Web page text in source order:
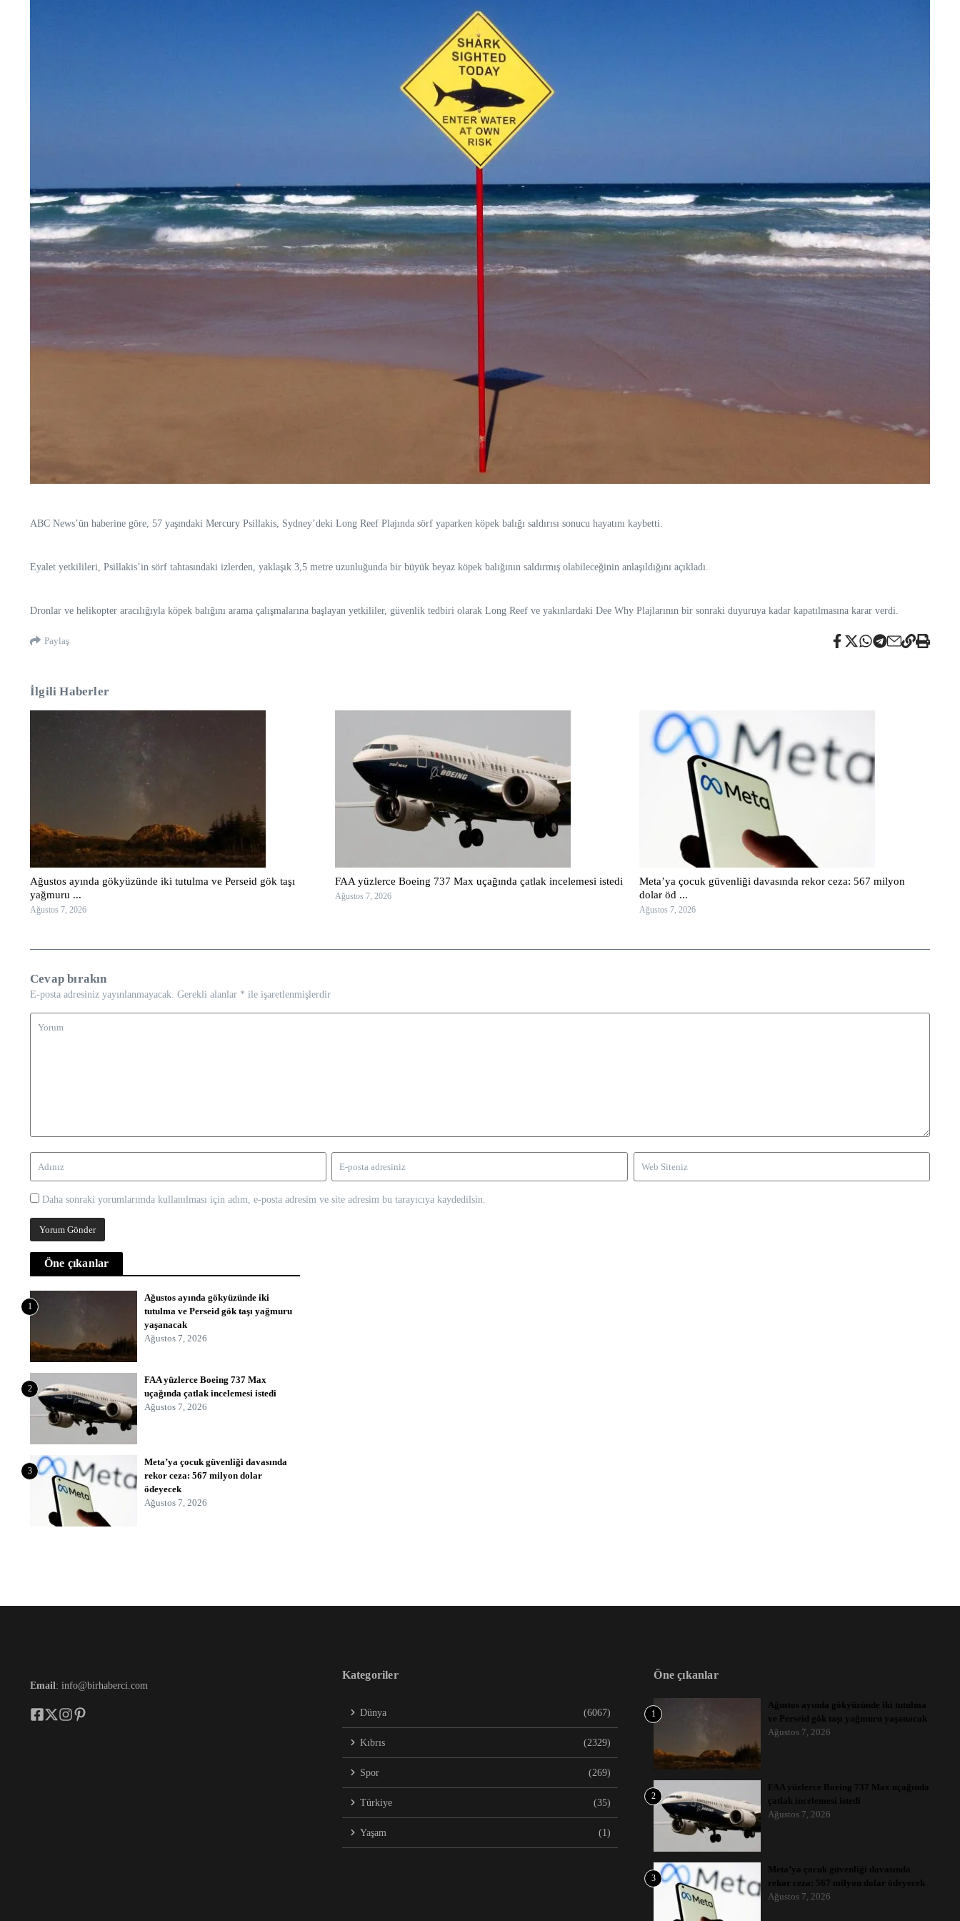
ABC News’ün haberine göre, 57 yaşındaki Mercury Psillakis, Sydney’deki Long Reef Plajında sörf yaparken köpek balığı saldırısı sonucu hayatını kaybetti.
Eyalet yetkilileri, Psillakis’in sörf tahtasındaki izlerden, yaklaşık 3,5 metre uzunluğunda bir büyük beyaz köpek balığının saldırmış olabileceğinin anlaşıldığını açıkladı.
Dronlar ve helikopter aracılığıyla köpek balığını arama çalışmalarına başlayan yetkililer, güvenlik tedbiri olarak Long Reef ve yakınlardaki Dee Why Plajlarının bir sonraki duyuruya kadar kapatılmasına karar verdi.
Paylaş
İlgili Haberler
Ağustos ayında gökyüzünde iki tutulma ve Perseid gök taşı
yağmuru ...
Ağustos 7, 2026
FAA yüzlerce Boeing 737 Max uçağında çatlak incelemesi istedi
Ağustos 7, 2026
Meta’ya çocuk güvenliği davasında rekor ceza: 567 milyon
dolar öd ...
Ağustos 7, 2026
Cevap bırakın
E-posta adresiniz yayınlanmayacak. Gerekli alanlar * ile işaretlenmişlerdir
Daha sonraki yorumlarımda kullanılması için adım, e-posta adresim ve site adresim bu tarayıcıya kaydedilsin.
Öne çıkanlar
1
Ağustos ayında gökyüzünde iki
tutulma ve Perseid gök taşı yağmuru
yaşanacak
Ağustos 7, 2026
2
FAA yüzlerce Boeing 737 Max
uçağında çatlak incelemesi istedi
Ağustos 7, 2026
3
Meta’ya çocuk güvenliği davasında
rekor ceza: 567 milyon dolar
ödeyecek
Ağustos 7, 2026
Email : info@birhaberci.com
Kategoriler
Dünya (6067)
Kıbrıs (2329)
Spor (269)
Türkiye (35)
Yaşam (1)
Öne çıkanlar
1
Ağustos ayında gökyüzünde iki tutulma
ve Perseid gök taşı yağmuru yaşanacak
Ağustos 7, 2026
2
FAA yüzlerce Boeing 737 Max uçağında
çatlak incelemesi istedi
Ağustos 7, 2026
3
Meta’ya çocuk güvenliği davasında
rekor ceza: 567 milyon dolar ödeyecek
Ağustos 7, 2026